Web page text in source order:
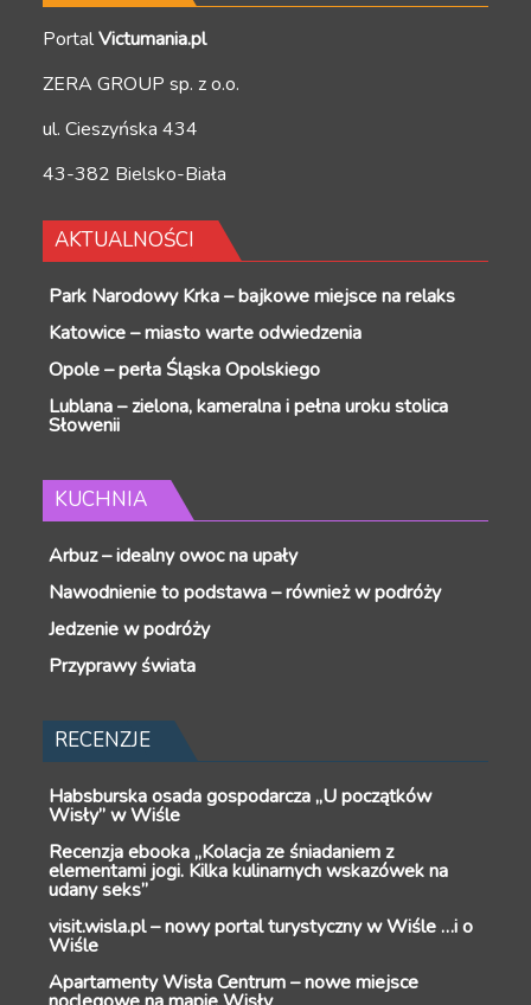
PortalVictumania.pl
ZERA GROUP sp. z o.o.
ul. Cieszyńska 434
43-382 Bielsko-Biała
AKTUALNOŚCI
Park Narodowy Krka – bajkowe miejsce na relaks
Katowice – miasto warte odwiedzenia
Opole – perła Śląska Opolskiego
Lublana – zielona, kameralna i pełna uroku stolica
Słowenii
KUCHNIA
Arbuz – idealny owoc na upały
Nawodnienie to podstawa – również w podróży
Jedzenie w podróży
Przyprawy świata
RECENZJE
Habsburska osada gospodarcza „U początków
Wisły” w Wiśle
Recenzja ebooka „Kolacja ze śniadaniem z
elementami jogi. Kilka kulinarnych wskazówek na
udany seks”
visit.wisla.pl – nowy portal turystyczny w Wiśle …i o
Wiśle
Apartamenty Wisła Centrum – nowe miejsce